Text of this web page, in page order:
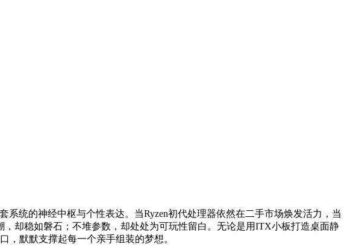
系统的神经中枢与个性表达。当Ryzen初代处理器依然在二手市场焕发活力，当
却稳如磐石；不堆参数，却处处为可玩性留白。无论是用ITX小板打造桌面静
，默默支撑起每一个亲手组装的梦想。